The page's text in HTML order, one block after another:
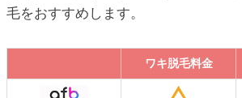
毛をおすすめします。
ワキ脱毛料金
ワキ脱毛料金